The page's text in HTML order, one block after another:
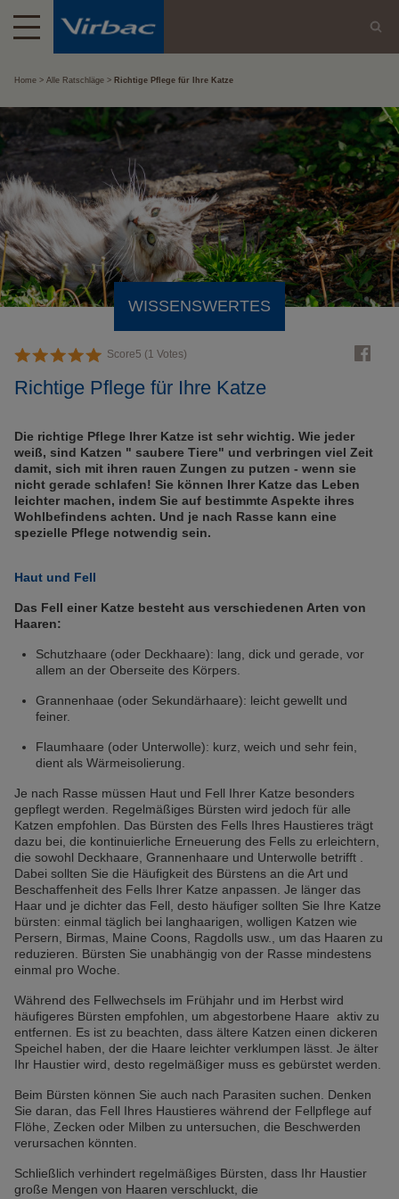
Home Alle Ratschläge Richtige Pflege für Ihre Katze
WISSENSWERTES
Score5 (1 Votes)
Richtige Pflege für Ihre Katze
Die richtige Pflege Ihrer Katze ist sehr wichtig. Wie jeder
weiß, sind Katzen " saubere Tiere" und verbringen viel Zeit
damit, sich mit ihren rauen Zungen zu putzen - wenn sie
nicht gerade schlafen! Sie können Ihrer Katze das Leben
leichter machen, indem Sie auf bestimmte Aspekte ihres
Wohlbefindens achten. Und je nach Rasse kann eine
spezielle Pflege notwendig sein.
Haut und Fell
Das Fell einer Katze besteht aus verschiedenen Arten von
Haaren:
Schutzhaare (oder Deckhaare): lang, dick und gerade, vor
allem an der Oberseite des Körpers.
Grannenhaae (oder Sekundärhaare): leicht gewellt und
feiner.
Flaumhaare (oder Unterwolle): kurz, weich und sehr fein,
dient als Wärmeisolierung.
Je nach Rasse müssen Haut und Fell Ihrer Katze besonders
gepflegt werden. Regelmäßiges Bürsten wird jedoch für alle
Katzen empfohlen. Das Bürsten des Fells Ihres Haustieres trägt
dazu bei, die kontinuierliche Erneuerung des Fells zu erleichtern,
die sowohl Deckhaare, Grannenhaare und Unterwolle betrifft .
Dabei sollten Sie die Häufigkeit des Bürstens an die Art und
Beschaffenheit des Fells Ihrer Katze anpassen. Je länger das
Haar und je dichter das Fell, desto häufiger sollten Sie Ihre Katze
bürsten: einmal täglich bei langhaarigen, wolligen Katzen wie
Persern, Birmas, Maine Coons, Ragdolls usw., um das Haaren zu
reduzieren. Bürsten Sie unabhängig von der Rasse mindestens
einmal pro Woche.
Während des Fellwechsels im Frühjahr und im Herbst wird
häufigeres Bürsten empfohlen, um abgestorbene Haare aktiv zu
entfernen. Es ist zu beachten, dass ältere Katzen einen dickeren
Speichel haben, der die Haare leichter verklumpen lässt. Je älter
Ihr Haustier wird, desto regelmäßiger muss es gebürstet werden.
Beim Bürsten können Sie auch nach Parasiten suchen. Denken
Sie daran, das Fell Ihres Haustieres während der Fellpflege auf
Flöhe, Zecken oder Milben zu untersuchen, die Beschwerden
verursachen könnten.
Schließlich verhindert regelmäßiges Bürsten, dass Ihr Haustier
große Mengen von Haaren verschluckt, die